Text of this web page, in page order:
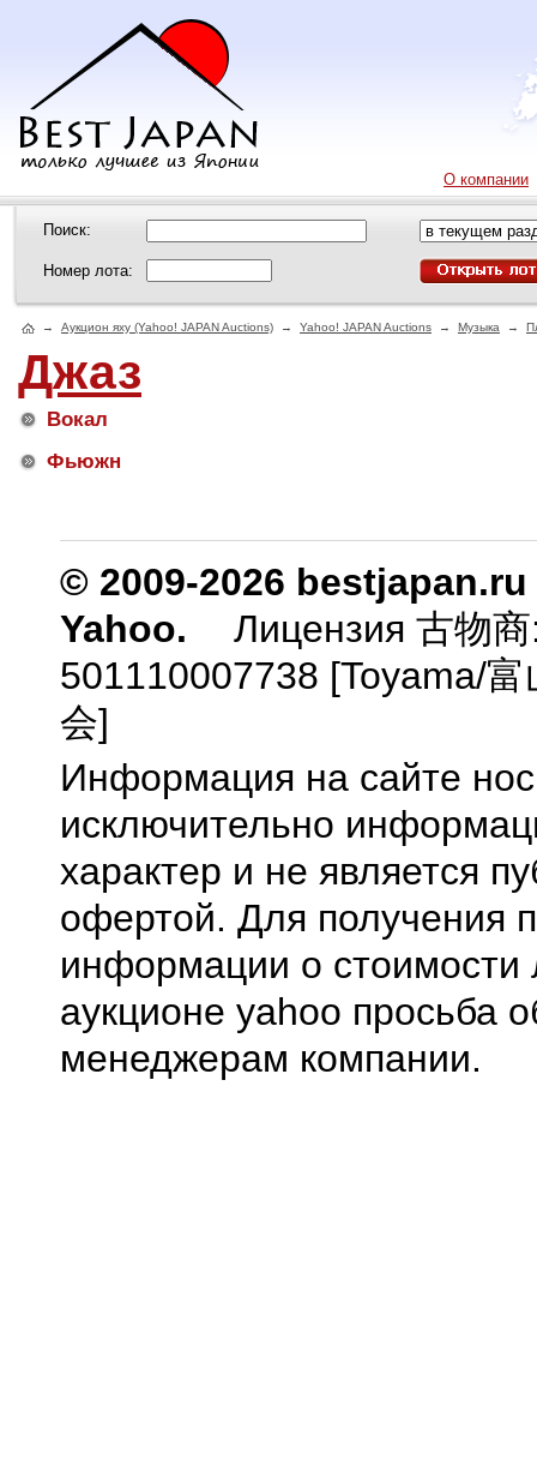
О компании
Поиск:
Номер лота:
→ Аукцион яху (Yahoo! JAPAN Auctions) → Yahoo! JAPAN Auctions → Музыка →
Джаз
Вокал
Фьюжн
© 2009-2026
Yahoo.
Лицензия 古物
501110007738 [Toyama/
会]
Информация на сайте
исключительно
характер и не является
офертой. Для получения
информации о стоимости
аукционе yahoo просьба
менеджерам компании.